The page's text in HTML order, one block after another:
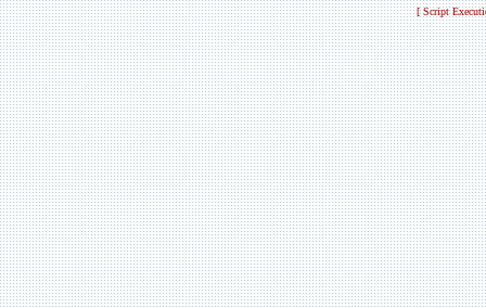
[ Script